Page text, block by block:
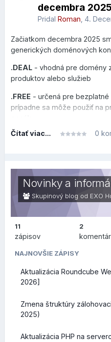
decembra 2025
Pridal Roman 4.
Začiatkom decembra 2025
generických doménových
.DEAL - vhodná pre domény
produktov alebo služieb
.FREE - určená pre
prípadne sa môže použiť na
.HOT - venovaná novým
blogy alebo prezentácie vo
.NOW - sila prítomnému
okamžitej akcii
platformy špecializované na
podujatia
cenách, ich prehľad nájdete
platia na 1 rok registrácie
Čítať viac... 0
Novinky a
Skupinový blog od EXO
11
zápisov
2
NAJNOVŠIE ZÁPISY
Aktualizácia Roundcube
2026]
Zmena štruktúry
2025)
Aktualizácia PHP na